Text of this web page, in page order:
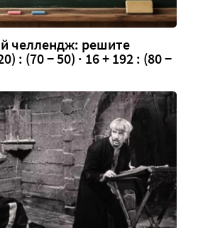
челлендж: решите
: (70 − 50) · 16 + 192 : (80 −